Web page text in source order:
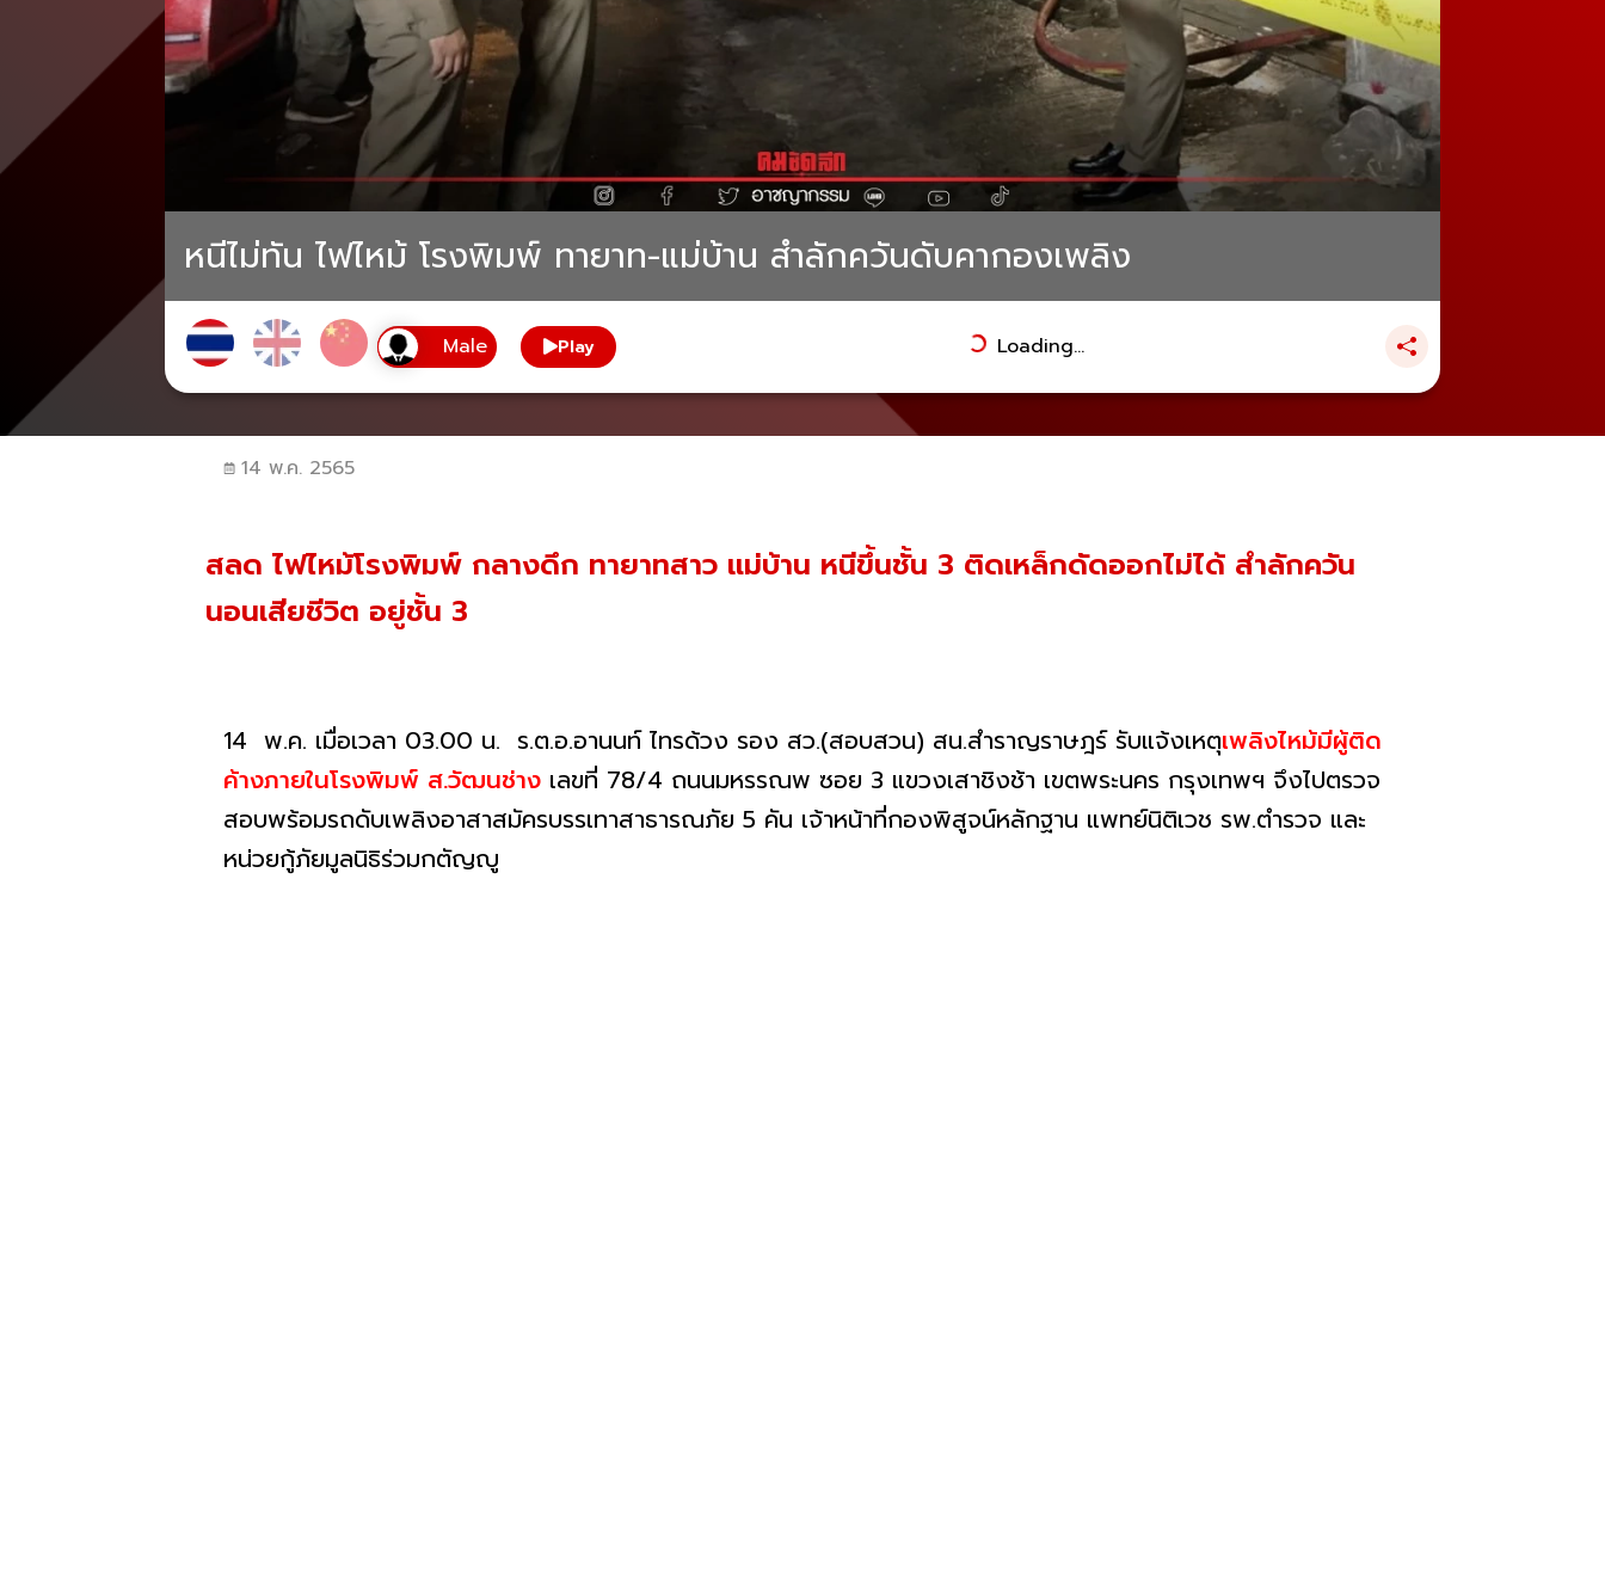
หนีไม่ทัน ไฟไหม้ โรงพิมพ์ ทายาท-แม่บ้าน สำลักควันดับคากองเพลิง
Play Loading...
14 พ.ค. 2565
สลด ไฟไหม้โรงพิมพ์ กลางดึก ทายาทสาว แม่บ้าน หนีขึ้นชั้น 3 ติดเหล็กดัดออกไม่ได้ สำลักควัน
นอนเสียชีวิต อยู่ชั้น 3
14 พ.ค. เมื่อเวลา 03.00 น. ร.ต.อ.อานนท์ ไทรด้วง รอง สว.(สอบสวน) สน.สำราญราษฎร์ รับแจ้งเหตุเพลิงไหม้มีผู้ติด
ค้างภายในโรงพิมพ์ ส.วัฒนช่าง เลขที่ 78/4 ถนนมหรรณพ ซอย 3 แขวงเสาชิงช้า เขตพระนคร กรุงเทพฯ จึงไปตรวจ
สอบพร้อมรถดับเพลิงอาสาสมัครบรรเทาสาธารณภัย 5 คัน เจ้าหน้าที่กองพิสูจน์หลักฐาน แพทย์นิติเวช รพ.ตำรวจ และ
หน่วยกู้ภัยมูลนิธิร่วมกตัญญู